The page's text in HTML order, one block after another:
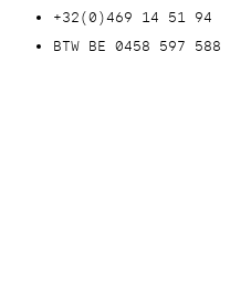
+32(0)469 14 51 94
BTW BE 0458 597 588